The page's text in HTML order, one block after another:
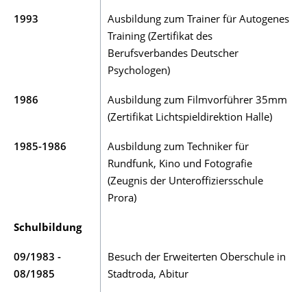
1993
Ausbildung zum Trainer für Autogenes
Training (Zertifikat des
Berufsverbandes Deutscher
Psychologen)
1986
Ausbildung zum Filmvorführer 35mm
(Zertifikat Lichtspieldirektion Halle)
1985-1986
Ausbildung zum Techniker für
Rundfunk, Kino und Fotografie
(Zeugnis der Unteroffiziersschule
Prora)
Schulbildung
09/1983 -
08/1985
Besuch der Erweiterten Oberschule in
Stadtroda, Abitur